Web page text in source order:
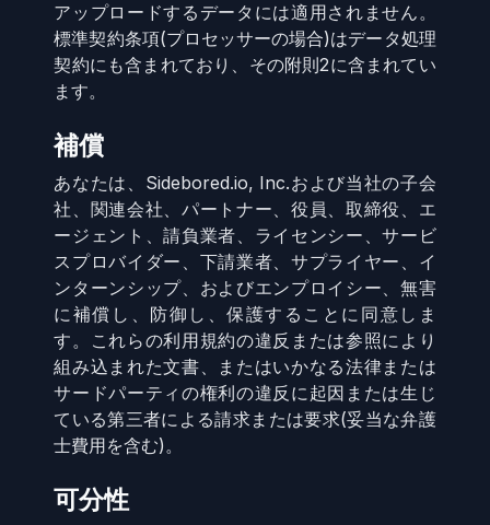
アップロードするデータには適用されません。
標準契約条項(プロセッサーの場合)はデータ処理
契約にも含まれており、その附則2に含まれてい
ます。
補償
あなたは、Sidebored.io, Inc.および当社の子会
社、関連会社、パートナー、役員、取締役、エ
ージェント、請負業者、ライセンシー、サービ
スプロバイダー、下請業者、サプライヤー、イ
ンターンシップ、およびエンプロイシー、無害
に補償し、防御し、保護することに同意しま
す。これらの利用規約の違反または参照により
組み込まれた文書、またはいかなる法律または
サードパーティの権利の違反に起因または生じ
ている第三者による請求または要求(妥当な弁護
士費用を含む)。
可分性